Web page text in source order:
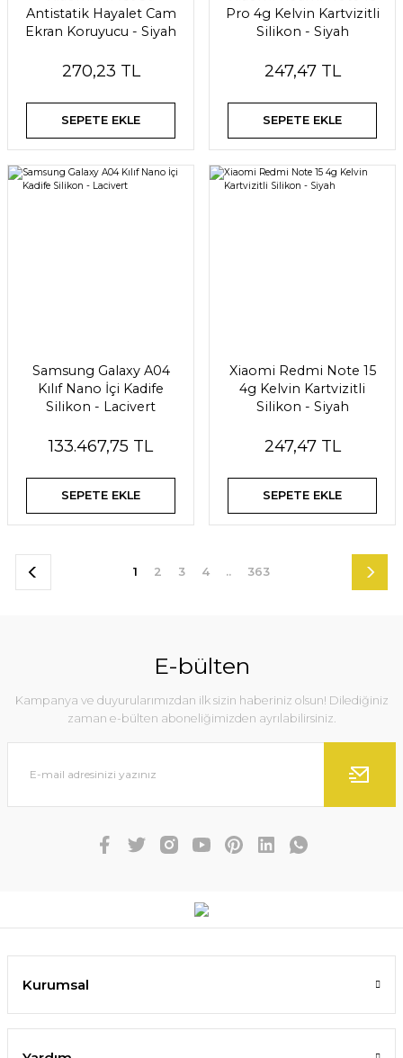
Antistatik Hayalet Cam
Ekran Koruyucu - Siyah
270,23 TL
SEPETE EKLE
Pro 4g Kelvin Kartvizitli
Silikon - Siyah
247,47 TL
SEPETE EKLE
Samsung Galaxy A04
Kılıf Nano İçi Kadife
Silikon - Lacivert
133.467,75 TL
SEPETE EKLE
Xiaomi Redmi Note 15
4g Kelvin Kartvizitli
Silikon - Siyah
247,47 TL
SEPETE EKLE
1 2 3 4 .. 363
E-bülten
Kampanya ve duyurularımızdan ilk sizin haberiniz olsun! Dilediğiniz
zaman e-bülten aboneliğimizden ayrılabilirsiniz.
Kurumsal